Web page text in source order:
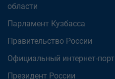
области
Парламент Кузбасса
Правительство России
Официальный интернет-
Президент России